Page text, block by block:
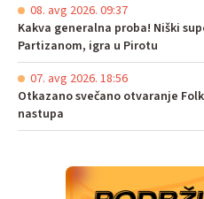
08. avg 2026. 09:37
Kakva generalna proba! Niški
Partizanom, igra u Pirotu
07. avg 2026. 18:56
Otkazano svečano otvaranje
nastupa